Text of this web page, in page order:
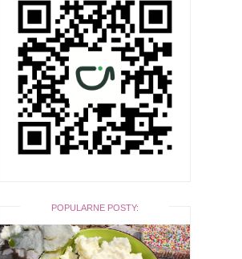
POPULARNE POSTY: